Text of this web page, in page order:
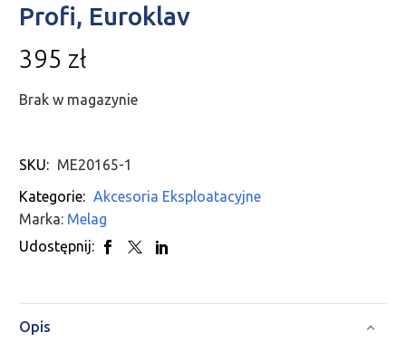
Profi, Euroklav
395 zł
Brak w magazynie
SKU: ME20165-1
Kategorie: Akcesoria Eksploatacyjne
Marka: Melag
Udostępnij:
Opis